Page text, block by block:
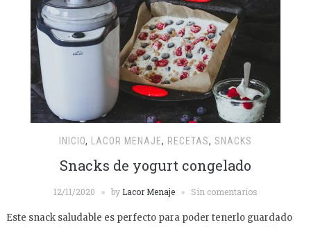
INICIO, LACOR MENAJE, RECETAS, SNACKS
Snacks de yogurt congelado
12/11/2020 by Lacor Menaje Sin comentarios
Este snack saludable es perfecto para poder tenerlo guardado